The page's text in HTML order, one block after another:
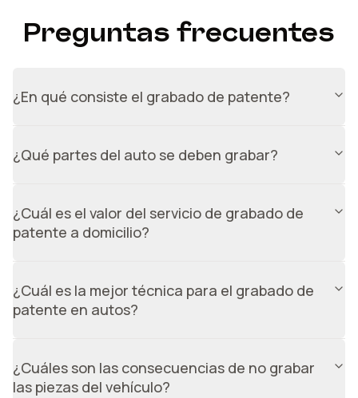
Preguntas frecuentes
¿En qué consiste el grabado de patente?
vehículo, utilizando una matriz a medida y equipamiento
¿Qué partes del auto se deben grabar?
parabrisas, luneta trasera y espejos retrovisores del
vehículo.
¿Cuál es el valor del servicio de grabado de
patente a domicilio?
de $24.990. Incluye el grabado en vidrios y espejos del
auto, tal como indica la normativa.
¿Cuál es la mejor técnica para el grabado de
patente en autos?
ya que proporciona un grabado preciso y duradero.
¿Cuáles son las consecuencias de no grabar
las piezas del vehículo?